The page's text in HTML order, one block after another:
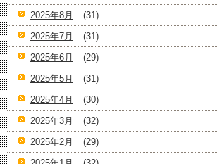
2025年8月
(31)
2025年7月
(31)
2025年6月
(29)
2025年5月
(31)
2025年4月
(30)
2025年3月
(32)
2025年2月
(29)